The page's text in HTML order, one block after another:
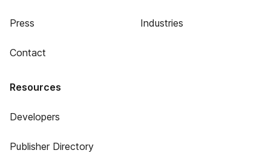
Press
Contact
Industries
Resources
Developers
Publisher Directory